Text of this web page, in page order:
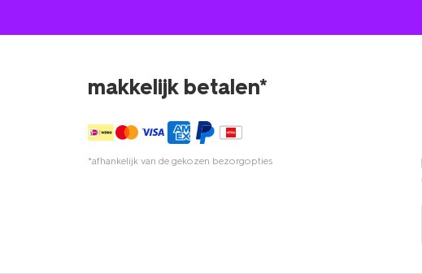
makkelijk betalen*
*afhankelijk van de gekozen bezorgopties